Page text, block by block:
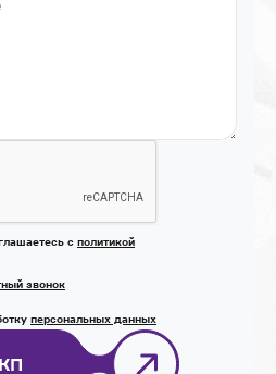
с политикой
звонок
персональных данных